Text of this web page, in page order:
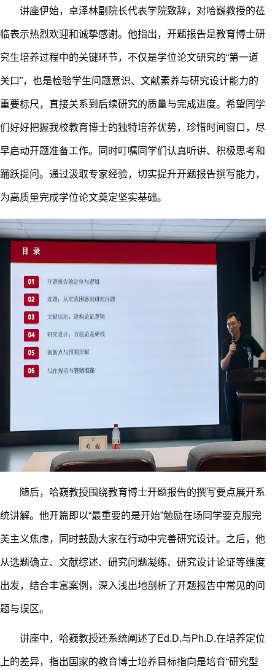
讲座伊始，卓泽林副院长代表学院致辞，对哈巍教授的莅
临表示热烈欢迎和诚挚感谢。他指出，开题报告是教育博士研
究生培养过程中的关键环节，不仅是学位论文研究的“第一道
关口”，也是检验学生问题意识、文献素养与研究设计能力的
重要标尺，直接关系到后续研究的质量与完成进度。 希望同学
们 好好把握我校教育博士的独特培养优势，珍惜时间窗口，尽
早启动开题准备工作。 同时叮嘱 同学们认真听讲、积极思考和
踊跃提问。通过汲取专家经验，切实提升开题报告撰写能力，
为高质量完成学位论文奠定坚实基础。
随后，哈巍教授围绕教育博士开题报告的撰写要点展开系
统讲解。 他开篇即以“最重要的是开始”勉励在场同学要克服完
美主义焦虑， 同时鼓励大家在行动中完善研究设计。 之后， 他
从选题确立、文献综述、研究问题凝练、研究设计论证等维度
出发，结合丰富案例，深入浅出地剖析了开题报告中常见的问
题与误区。
讲座中， 哈巍教授还系统阐述了 Ed.D.与Ph.D.在培养定位
上的差异，指出 国家的教育博士培养目标指向是培育“研究型